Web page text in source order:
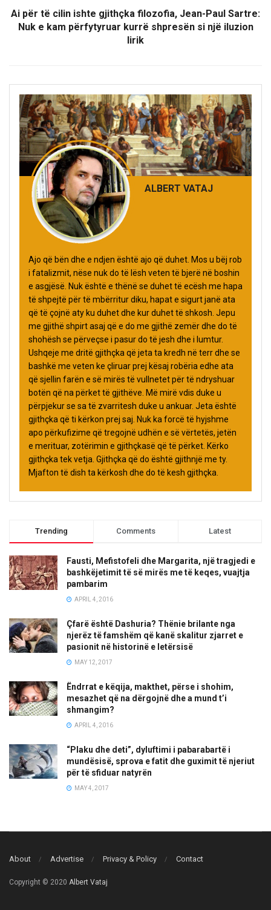
Ai për të cilin ishte gjithçka filozofia, Jean-Paul Sartre:
Nuk e kam përfytyruar kurrë shpresën si një iluzion
lirik
ALBERT VATAJ
Ajo që bën dhe e ndjen është ajo që duhet. Mos u bëj rob
i fatalizmit, nëse nuk do të lësh veten të bjerë në boshin
e asgjësë. Nuk është e thënë se duhet të ecësh me hapa
të shpejtë për të mbërritur diku, hapat e sigurt janë ata
që të çojnë aty ku duhet dhe kur duhet të shkosh. Jepu
me gjithë shpirt asaj që e do me gjithë zemër dhe do të
shohësh se përveçse i pasur do të jesh dhe i lumtur.
Ushqeje me dritë gjithçka që jeta ta kredh në terr dhe se
bashkë me veten ke çliruar prej kësaj robëria edhe ata
që sjellin farën e së mirës të vullnetet për të ndryshuar
botën që na përket të gjithëve. Më mirë vdis duke u
përpjekur se sa të zvarritesh duke u ankuar. Jeta është
gjithçka që ti kërkon prej saj. Nuk ka forcë të hyjshme
apo përkufizime që tregojnë udhën e së vërtetës, jetën
e merituar, zotërimin e gjithçkasë që të përket. Kërko
gjithçka tek vetja. Gjithçka që do është gjithnjë me ty.
Mjafton të dish ta kërkosh dhe do të kesh gjithçka.
Trending Comments Latest
Fausti, Mefistofeli dhe Margarita, një tragjedi e
bashkëjetimit të së mirës me të keqes, vuajtja
pambarim
APRIL 4, 2016
Çfarë është Dashuria? Thënie brilante nga
njerëz të famshëm që kanë skalitur zjarret e
pasionit në historinë e letërsisë
MAY 12, 2017
Ëndrrat e këqija, makthet, përse i shohim,
mesazhet që na dërgojnë dhe a mund t’i
shmangim?
APRIL 4, 2016
“Plaku dhe deti”, dyluftimi i pabarabartë i
mundësisë, sprova e fatit dhe guximit të njeriut
për të sfiduar natyrën
MAY 4, 2017
About Advertise Privacy & Policy Contact
Copyright © 2020 Albert Vataj